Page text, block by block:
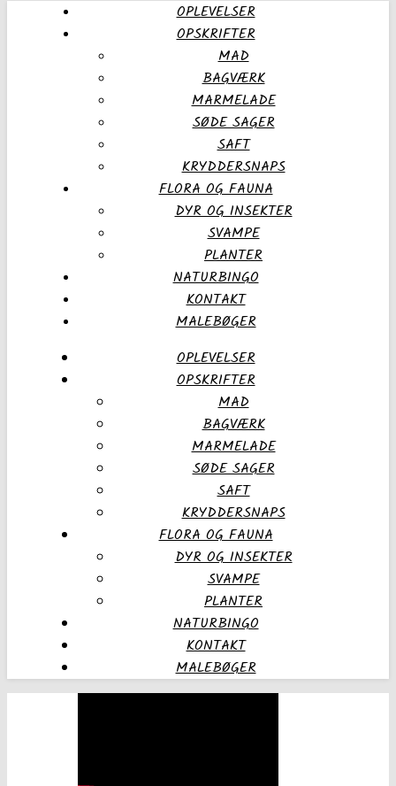
OPLEVELSER
OPSKRIFTER
MAD
BAGVÆRK
MARMELADE
SØDE SAGER
SAFT
KRYDDERSNAPS
FLORA OG FAUNA
DYR OG INSEKTER
SVAMPE
PLANTER
NATURBINGO
KONTAKT
MALEBØGER
OPLEVELSER
OPSKRIFTER
MAD
BAGVÆRK
MARMELADE
SØDE SAGER
SAFT
KRYDDERSNAPS
FLORA OG FAUNA
DYR OG INSEKTER
SVAMPE
PLANTER
NATURBINGO
KONTAKT
MALEBØGER